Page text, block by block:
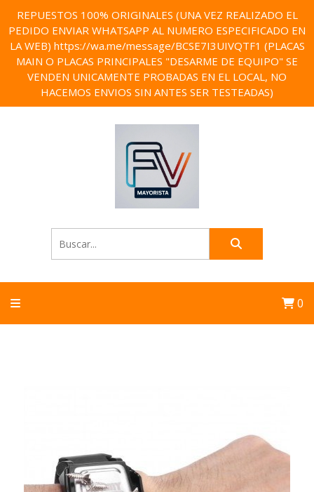
REPUESTOS 100% ORIGINALES (UNA VEZ REALIZADO EL
PEDIDO ENVIAR WHATSAPP AL NUMERO ESPECIFICADO EN
LA WEB) https://wa.me/message/BCSE7I3UIVQTF1 (PLACAS
MAIN O PLACAS PRINCIPALES "DESARME DE EQUIPO" SE
VENDEN UNICAMENTE PROBADAS EN EL LOCAL, NO
HACEMOS ENVIOS SIN ANTES SER TESTEADAS)
0